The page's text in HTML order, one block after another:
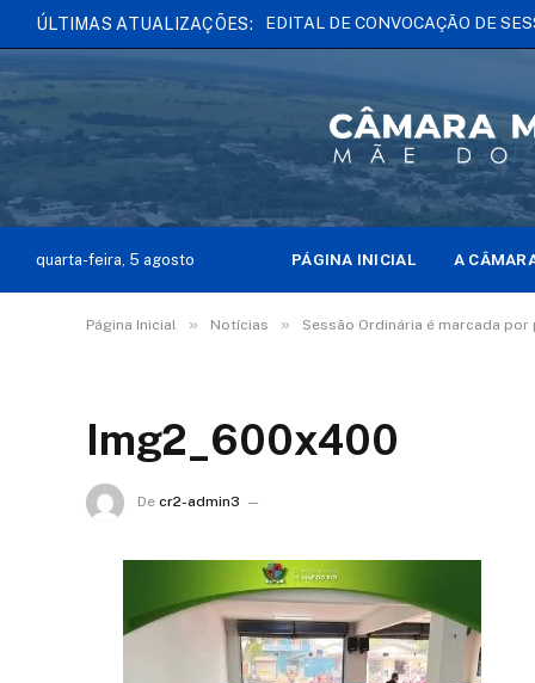
ÚLTIMAS ATUALIZAÇÕES:
quarta-feira, 5 agosto PÁGINA INICIAL A
Página Inicial » Notícias » Sessão Ordinária é marcada
Img2_600x400
De cr2-admin3